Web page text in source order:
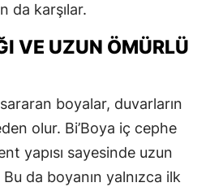
da karşılar.
VE UZUN ÖMÜRLÜ
boyalar, duvarların
olur. Bi’Boya iç cephe
yapısı sayesinde uzun
Bu da boyanın yalnızca ilk